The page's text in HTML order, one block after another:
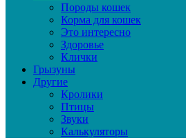
Породы кошек
Корма для кошек
Это интересно
Здоровье
Клички
Грызуны
Другие
Кролики
Птицы
Звуки
Калькуляторы